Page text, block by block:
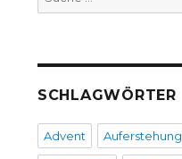
nach:
SCHLAGWÖRTER
Advent Auferstehung